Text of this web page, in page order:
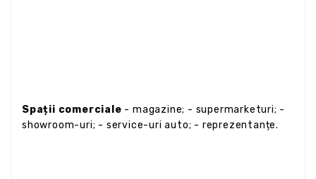
Spații comerciale - magazine; - supermarketuri; -
showroom-uri; - service-uri auto; - reprezentanțe.